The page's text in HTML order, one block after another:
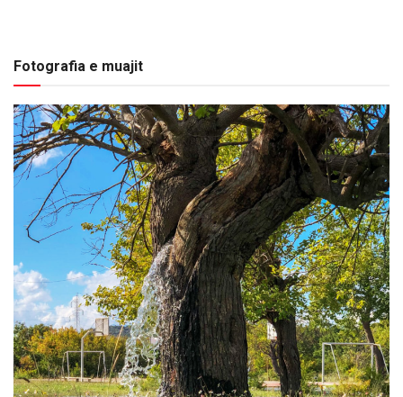
Fotografia e muajit